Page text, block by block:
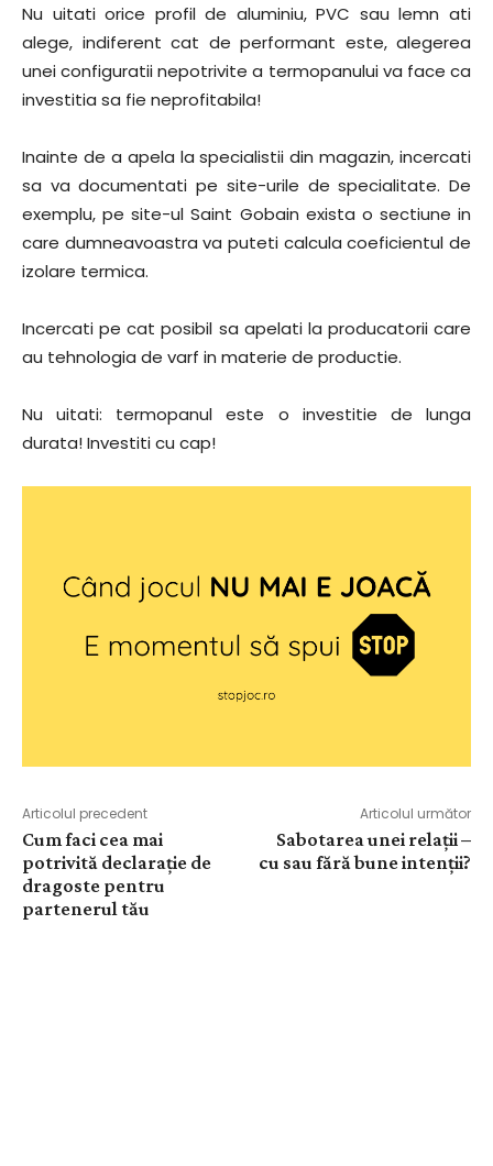
Nu uitati orice profil de aluminiu, PVC sau lemn ati
alege, indiferent cat de performant este, alegerea
unei configuratii nepotrivite a termopanului va face ca
investitia sa fie neprofitabila!
Inainte de a apela la specialistii din magazin, incercati
sa va documentati pe site-urile de specialitate. De
exemplu, pe site-ul Saint Gobain exista o sectiune in
care dumneavoastra va puteti calcula coeficientul de
izolare termica.
Incercati pe cat posibil sa apelati la producatorii care
au tehnologia de varf in materie de productie.
Nu uitati: termopanul este o investitie de lunga
durata! Investiti cu cap!
Articolul precedent
Cum faci cea mai
potrivită declarație de
dragoste pentru
partenerul tău
Articolul următor
Sabotarea unei relații –
cu sau fără bune intenții?